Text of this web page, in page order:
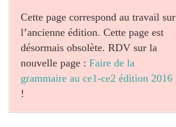
Cette page correspond au travail sur
l’ancienne édition. Cette page est
désormais obsolète. RDV sur la
nouvelle page : Faire de la
grammaire au ce1-ce2 édition 2016
!